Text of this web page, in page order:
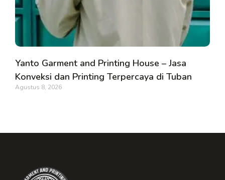
Yanto Garment and Printing House – Jasa
Konveksi dan Printing Terpercaya di Tuban
Agustus 8, 2026